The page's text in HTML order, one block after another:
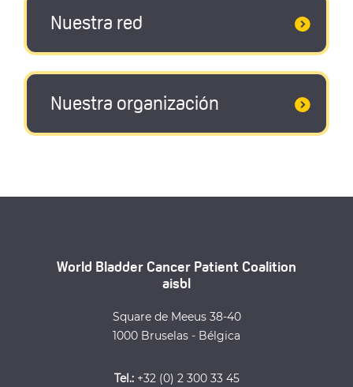
Nuestra red
Nuestra organización
World Bladder Cancer Patient Coalition
aisbl
Square de Meeus 38-40
1000 Bruselas - Bélgica
Tel.:+32 (0) 2 300 33 45